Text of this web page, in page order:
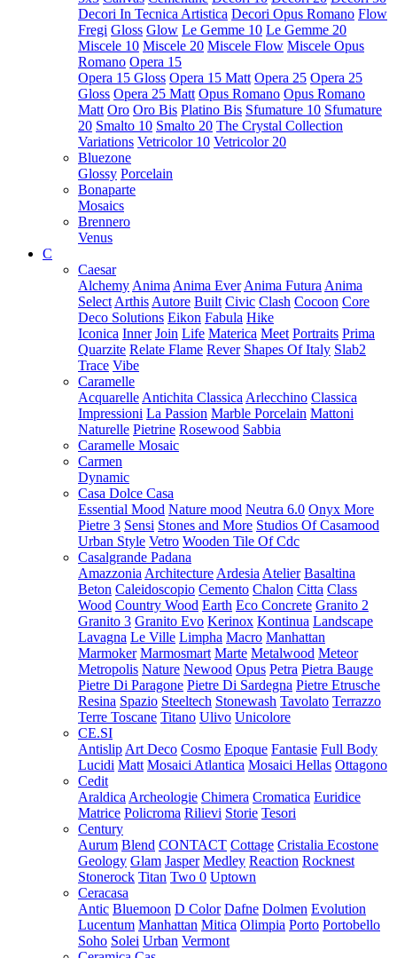
Decori In Tecnica Artistica Decori Opus Romano Flow
Fregi Gloss Glow Le Gemme 10 Le Gemme 20
Miscele 10 Miscele 20 Miscele Flow Miscele Opus
Romano Opera 15
Opera 15 Gloss Opera 15 Matt Opera 25 Opera 25
Gloss Opera 25 Matt Opus Romano Opus Romano
Matt Oro Oro Bis Platino Bis Sfumature 10 Sfumature
20 Smalto 10 Smalto 20 The Crystal Collection
Variations Vetricolor 10 Vetricolor 20
Bluezone
Glossy Porcelain
Bonaparte
Mosaics
Brennero
Venus
C
Caesar
Alchemy Anima Anima Ever Anima Futura Anima
Select Arthis Autore Built Civic Clash Cocoon Core
Deco Solutions Eikon Fabula Hike
Iconica Inner Join Life Materica Meet Portraits Prima
Quarzite Relate Flame Rever Shapes Of Italy Slab2
Trace Vibe
Caramelle
Acquarelle Antichita Classica Arlecchino Classica
Impressioni La Passion Marble Porcelain Mattoni
Naturelle Pietrine Rosewood Sabbia
Caramelle Mosaic
Carmen
Dynamic
Casa Dolce Casa
Essential Mood Nature mood Neutra 6.0 Onyx More
Pietre 3 Sensi Stones and More Studios Of Casamood
Urban Style Vetro Wooden Tile Of Cdc
Casalgrande Padana
Amazzonia Architecture Ardesia Atelier Basaltina
Beton Caleidoscopio Cemento Chalon Citta Class
Wood Country Wood Earth Eco Concrete Granito 2
Granito 3 Granito Evo Kerinox Kontinua Landscape
Lavagna Le Ville Limpha Macro Manhattan
Marmoker Marmosmart Marte Metalwood Meteor
Metropolis Nature Newood Opus Petra Pietra Bauge
Pietre Di Paragone Pietre Di Sardegna Pietre Etrusche
Resina Spazio Steeltech Stonewash Tavolato Terrazzo
Terre Toscane Titano Ulivo Unicolore
CE.SI
Antislip Art Deco Cosmo Epoque Fantasie Full Body
Lucidi Matt Mosaici Atlantica Mosaici Hellas Ottagono
Cedit
Araldica Archeologie Chimera Cromatica Euridice
Matrice Policroma Rilievi Storie Tesori
Century
Aurum Blend CONTACT Cottage Cristalia Ecostone
Geology Glam Jasper Medley Reaction Rocknest
Stonerock Titan Two 0 Uptown
Ceracasa
Antic Bluemoon D Color Dafne Dolmen Evolution
Lucentum Manhattan Mitica Olimpia Porto Portobello
Soho Solei Urban Vermont